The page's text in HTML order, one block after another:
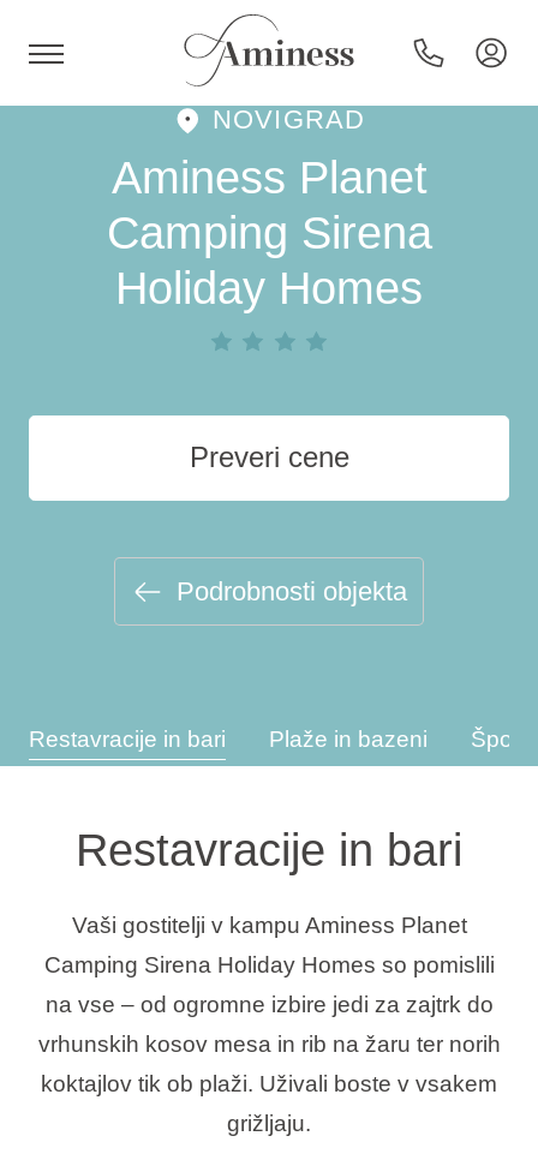
Hoteli in resorti
Destinacije
Vrste počitnic
Ami Loyalty program
NOVIGRAD
Aminess Planet
Camping Sirena
Holiday Homes
Preveri cene
Podrobnosti objekta
Restavracije in bari Plaže in bazeni
Restavracije in bari
Vaši gostitelji v kampu Aminess Planet
Camping Sirena Holiday Homes so pomislili
na vse – od ogromne izbire jedi za zajtrk do
vrhunskih kosov mesa in rib na žaru ter norih
koktajlov tik ob plaži. Uživali boste v vsakem
grižljaju.